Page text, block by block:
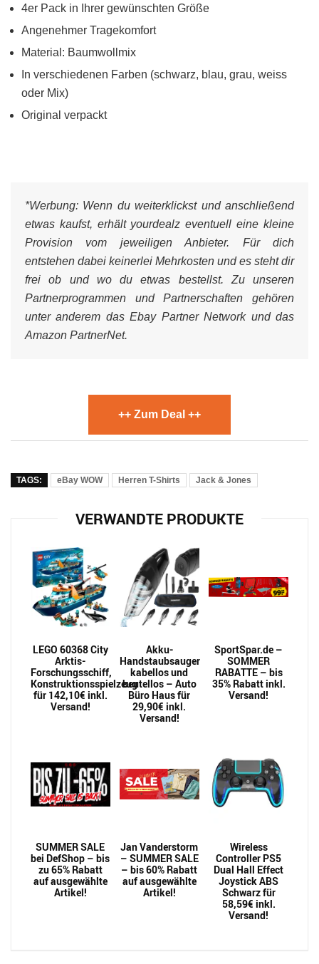
4er Pack in Ihrer gewünschten Größe
Angenehmer Tragekomfort
Material: Baumwollmix
In verschiedenen Farben (schwarz, blau, grau, weiss
oder Mix)
Original verpackt
*Werbung: Wenn du weiterklickst und anschließend
etwas kaufst, erhält yourdealz eventuell eine kleine
Provision vom jeweiligen Anbieter. Für dich
entstehen dabei keinerlei Mehrkosten und es steht dir
frei ob und wo du etwas bestellst. Zu unseren
Partnerprogrammen und Partnerschaften gehören
unter anderem das Ebay Partner Network und das
Amazon PartnerNet.
++ Zum Deal ++
TAGS: eBay WOW Herren T-Shirts Jack & Jones
VERWANDTE PRODUKTE
LEGO 60368 City
Arktis-
Forschungsschiff,
Konstruktionsspielzeug
für 142,10€ inkl.
Versand!
Akku-
Handstaubsauger
kabellos und
beutellos – Auto
Büro Haus für
29,90€ inkl.
Versand!
SportSpar.de –
SOMMER
RABATTE – bis
35% Rabatt inkl.
Versand!
SUMMER SALE
bei DefShop – bis
zu 65% Rabatt
auf ausgewählte
Artikel!
Jan Vanderstorm
– SUMMER SALE
– bis 60% Rabatt
auf ausgewählte
Artikel!
Wireless
Controller PS5
Dual Hall Effect
Joystick ABS
Schwarz für
58,59€ inkl.
Versand!